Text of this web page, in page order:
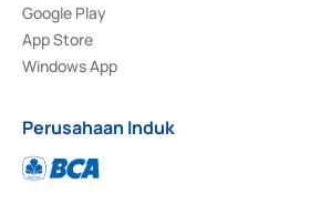
Google Play
App Store
Windows App
Perusahaan Induk